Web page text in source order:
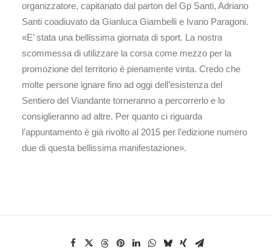
organizzatore, capitanato dal parton del Gp Santi, Adriano
Santi coadiuvato da Gianluca Giambelli e Ivano Paragoni.
«E’ stata una bellissima giornata di sport. La nostra
scommessa di utilizzare la corsa come mezzo per la
promozione del territorio è pienamente vinta. Credo che
molte persone ignare fino ad oggi dell’esistenza del
Sentiero del Viandante torneranno a percorrerlo e lo
consiglieranno ad altre. Per quanto ci riguarda
l’appuntamento è già rivolto al 2015 per l’edizione numero
due di questa bellissima manifestazione».